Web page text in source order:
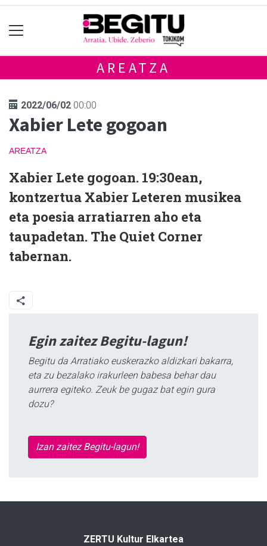
AREATZA
2022/06/02 00:00
Xabier Lete gogoan
AREATZA
Xabier Lete gogoan. 19:30ean,
kontzertua Xabier Leteren musikea
eta poesia arratiarren aho eta
taupadetan. The Quiet Corner
tabernan.
Egin zaitez Begitu-lagun!
Begitu da Arratiako euskerazko aldizkari bakarra,
eta zu bezalako irakurleen babesa behar dau
aurrera egiteko. Zeuk be gugaz bat egin gura
dozu?
Izan zaitez Begitu-lagun!
ZERTU Kultur Elkartea